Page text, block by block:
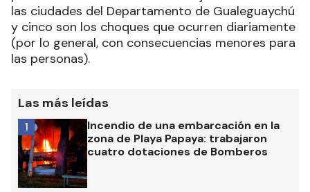
las ciudades del Departamento de Gualeguaychú
y cinco son los choques que ocurren diariamente
(por lo general, con consecuencias menores para
las personas).
Las más leídas
Incendio de una embarcación en la
zona de Playa Papaya: trabajaron
cuatro dotaciones de Bomberos
1